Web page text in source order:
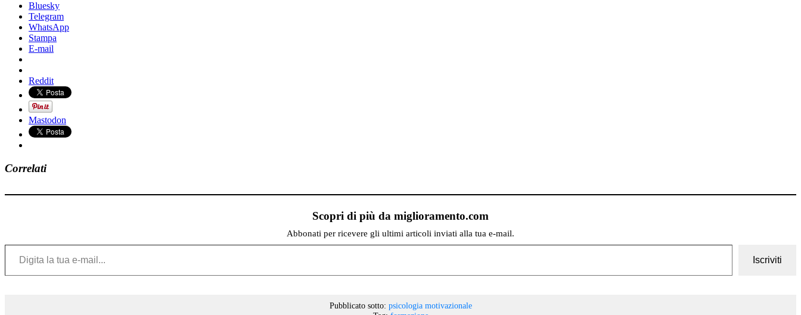
Bluesky
Telegram
WhatsApp
Stampa
E-mail
Reddit
Mastodon
Correlati
Scopri di più da miglioramento.com
Abbonati per ricevere gli ultimi articoli inviati alla tua e-mail.
Digita la tua e-mail...
Iscriviti
Pubblicato sotto: psicologia motivazionale